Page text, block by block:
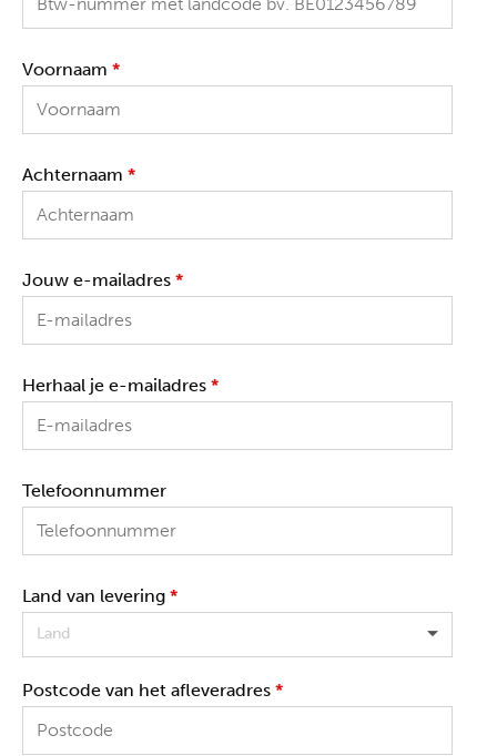
Voornaam *
Achternaam *
Jouw e-mailadres *
Herhaal je e-mailadres *
Telefoonnummer
Land van levering *
Land
Postcode van het afleveradres *